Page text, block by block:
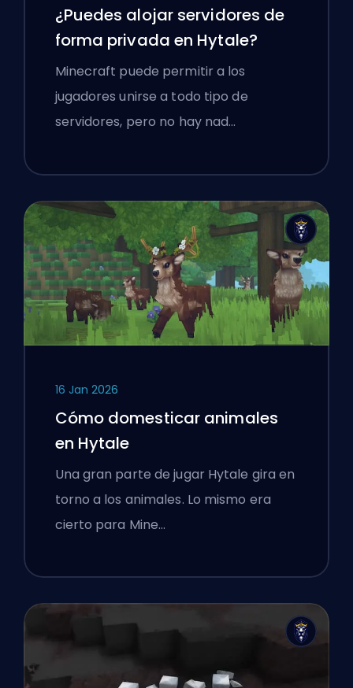
¿Puedes alojar servidores de
forma privada en Hytale?
Minecraft puede permitir a los
jugadores unirse a todo tipo de
servidores, pero no hay nad…
16 Jan 2026
Cómo domesticar animales
en Hytale
Una gran parte de jugar Hytale gira en
torno a los animales. Lo mismo era
cierto para Mine…